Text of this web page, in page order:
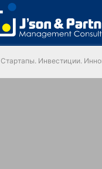
Стартапы. Инвестиции.